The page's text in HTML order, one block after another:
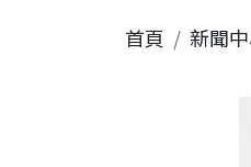
首頁 新聞